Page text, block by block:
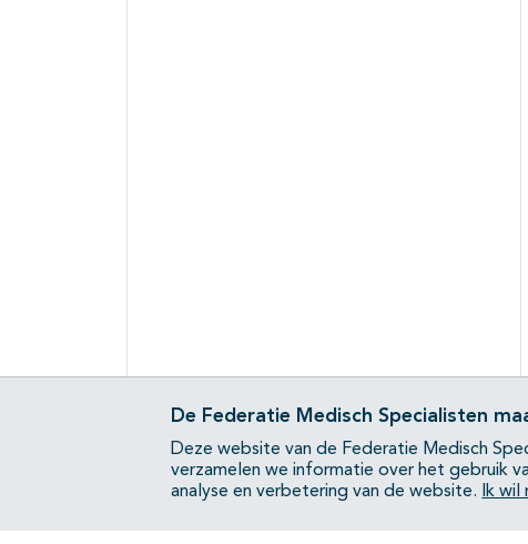
De Federatie Medisch Specialisten
Deze website van de Federatie Medisch
verzamelen we informatie over het gebruik
analyse en verbetering van de website.
Ik